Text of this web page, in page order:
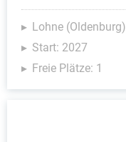
Lohne (Oldenburg)
Start: 2027
Freie Plätze: 1